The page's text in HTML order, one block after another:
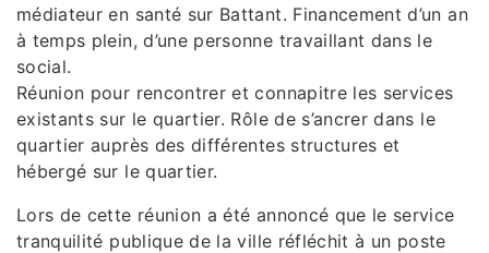
médiateur en santé sur Battant. Financement d’un an
à temps plein, d’une personne travaillant dans le
social.
Réunion pour rencontrer et connapitre les services
existants sur le quartier. Rôle de s’ancrer dans le
quartier auprès des différentes structures et
hébergé sur le quartier.
Lors de cette réunion a été annoncé que le service
tranquilité publique de la ville réfléchit à un poste